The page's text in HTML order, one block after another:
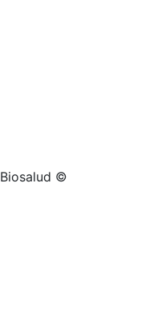
Biosalud ©